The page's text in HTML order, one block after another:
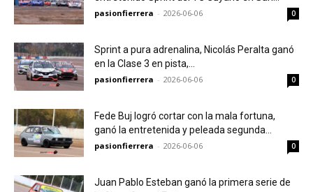
pasionfierrera - 2026-06-06 0
Sprint a pura adrenalina, Nicolás Peralta ganó
en la Clase 3 en pista,...
pasionfierrera - 2026-06-06 0
Fede Buj logró cortar con la mala fortuna,
ganó la entretenida y peleada segunda...
pasionfierrera - 2026-06-06 0
Juan Pablo Esteban ganó la primera serie de